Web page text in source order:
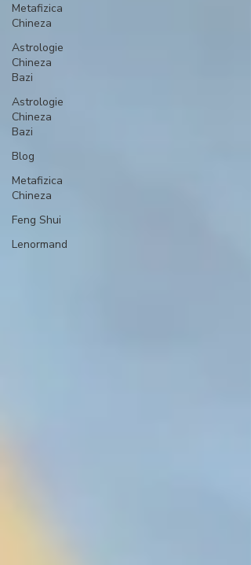
Metafizica
Chineza
Astrologie
Chineza
Bazi
Astrologie
Chineza
Bazi
Blog
Metafizica
Chineza
Feng Shui
Lenormand